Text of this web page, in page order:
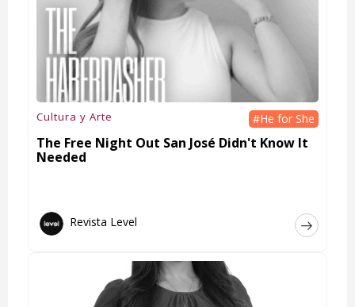
Cultura y Arte #He for She
The Free Night Out San José Didn't Know It
Needed
Revista Level